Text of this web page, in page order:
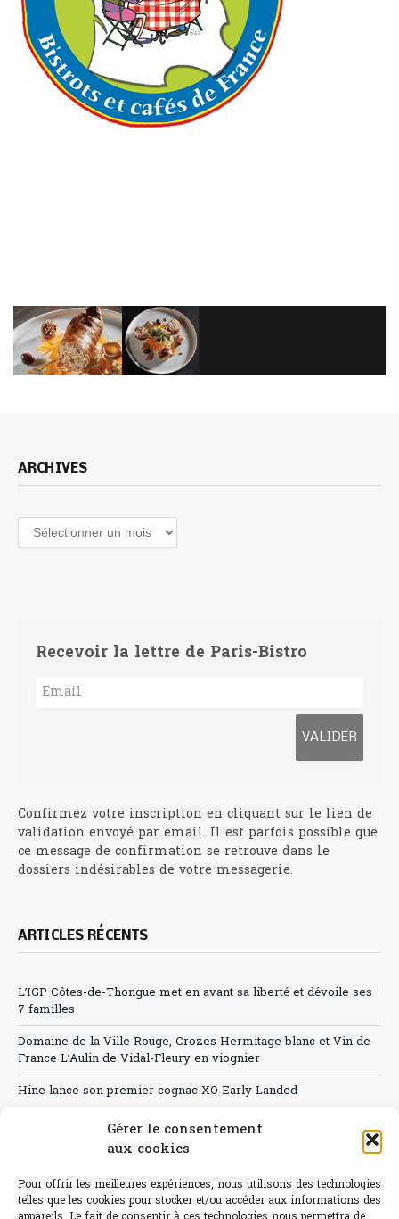
Gérer le consentement
aux cookies
Pour offrir les meilleures expériences, nous utilisons des technologies
telles que les cookies pour stocker et/ou accéder aux informations des
ARCHIVES
Archives
Recevoir la lettre de Paris-Bistro
Confirmez votre inscription en cliquant sur le lien de
validation envoyé par email. Il est parfois possible que
ce message de confirmation se retrouve dans le
dossiers indésirables de votre messagerie.
ARTICLES RÉCENTS
L’IGP Côtes-de-Thongue met en avant sa liberté et dévoile ses
7 familles
Domaine de la Ville Rouge, Crozes Hermitage blanc et Vin de
France L’Aulin de Vidal-Fleury en viognier
Hine lance son premier cognac XO Early Landed
Canicule : A quand le CHR à « l’heure espagnole » ?
Sélection de rosés 2026